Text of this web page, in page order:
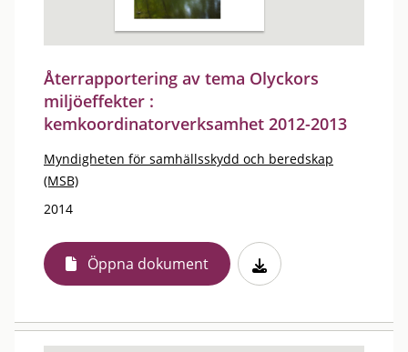
Återrapportering av tema Olyckors
miljöeffekter :
kemkoordinatorverksamhet 2012-2013
Myndigheten för samhällsskydd och beredskap
(MSB)
2014
Öppna dokument